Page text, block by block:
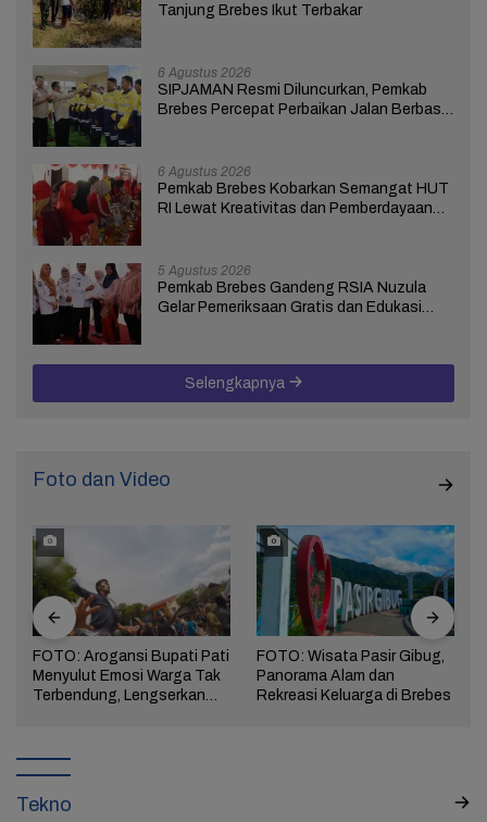
Tanjung Brebes Ikut Terbakar
6 Agustus 2026
SIPJAMAN Resmi Diluncurkan, Pemkab
Brebes Percepat Perbaikan Jalan Berbasis
6 Agustus 2026
Pemkab Brebes Kobarkan Semangat HUT
RI Lewat Kreativitas dan Pemberdayaan
5 Agustus 2026
Pemkab Brebes Gandeng RSIA Nuzula
Gelar Pemeriksaan Gratis dan Edukasi
Selengkapnya
Foto dan Video
FOTO: Arogansi Bupati Pati
Menyulut Emosi Warga Tak
Terbendung, Lengserkan
FOTO: Wisata Pasir Gibug,
Panorama Alam dan
Rekreasi Keluarga di Brebes
Tekno